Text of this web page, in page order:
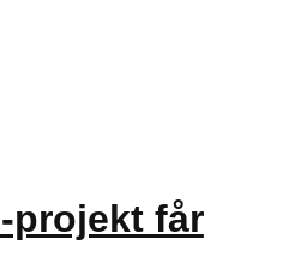
projekt får